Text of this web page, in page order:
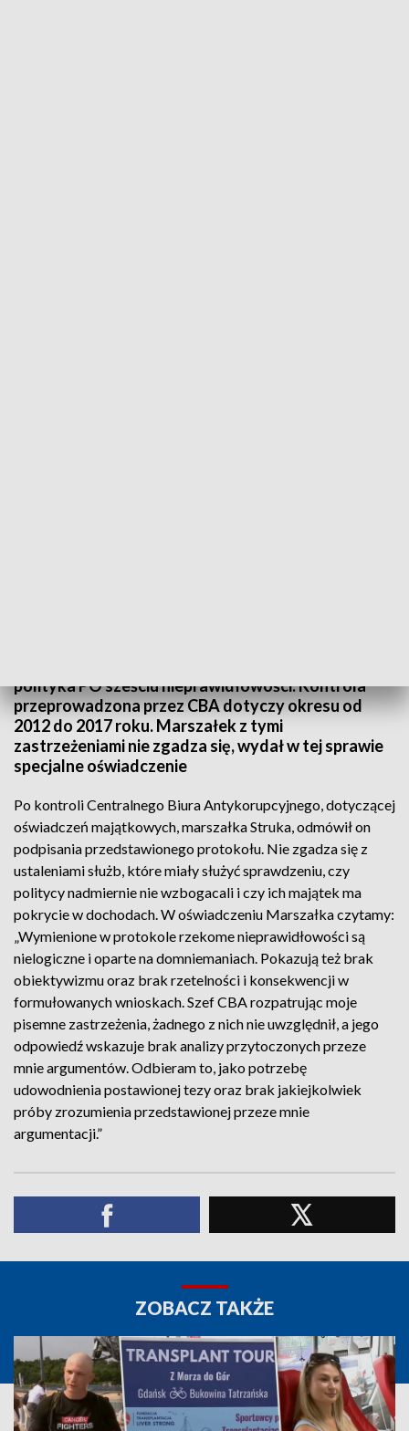
polityka PO sześciu nieprawidłowości. Kontrola
przeprowadzona przez CBA dotyczy okresu od
2012 do 2017 roku. Marszałek z tymi
zastrzeżeniami nie zgadza się, wydał w tej sprawie
specjalne oświadczenie
Po kontroli Centralnego Biura Antykorupcyjnego, dotyczącej
oświadczeń majątkowych, marszałka Struka, odmówił on
podpisania przedstawionego protokołu. Nie zgadza się z
ustaleniami służb, które miały służyć sprawdzeniu, czy
politycy nadmiernie nie wzbogacali i czy ich majątek ma
pokrycie w dochodach. W oświadczeniu Marszałka czytamy:
„Wymienione w protokole rzekome nieprawidłowości są
nielogiczne i oparte na domniemaniach. Pokazują też brak
obiektywizmu oraz brak rzetelności i konsekwencji w
formułowanych wnioskach. Szef CBA rozpatrując moje
pisemne zastrzeżenia, żadnego z nich nie uwzględnił, a jego
odpowiedź wskazuje brak analizy przytoczonych przeze
mnie argumentów. Odbieram to, jako potrzebę
udowodnienia postawionej tezy oraz brak jakiejkolwiek
próby zrozumienia przedstawionej przeze mnie
argumentacji.”
ZOBACZ TAKŻE